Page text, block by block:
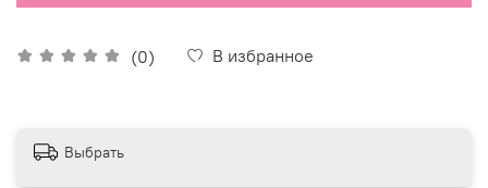
(0) В избранное
Выбрать